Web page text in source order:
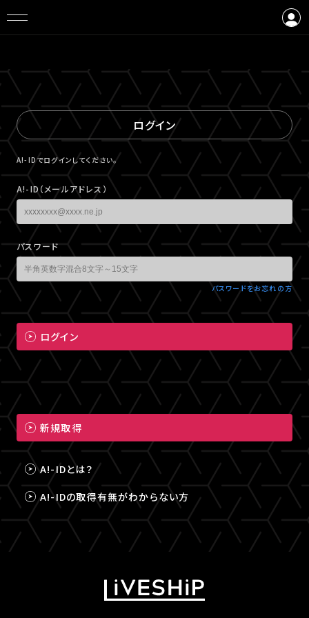
ログイン
A!-IDでログインしてください。
A!-ID（メールアドレス）
パスワード
パスワードをお忘れの方
ログイン
新規取得
A!-IDとは？
A!-IDの取得有無がわからない方